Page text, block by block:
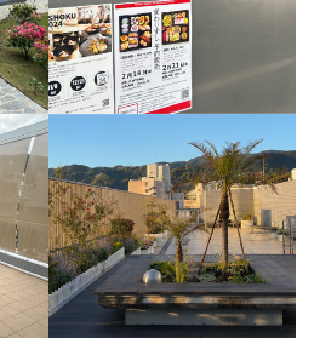
東京すし和食調理専門学
校
2025年5月 東京世田谷区池尻